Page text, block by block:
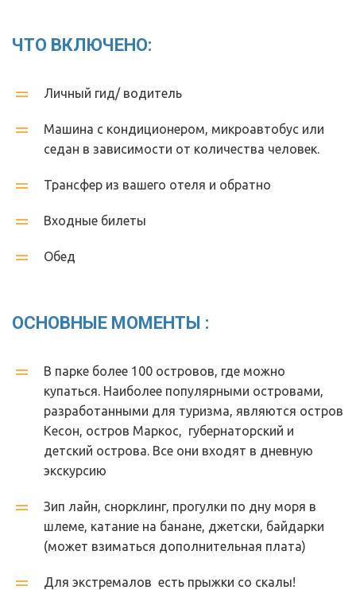
ЧТО ВКЛЮЧЕНО:
Личный гид/ водитель
Машина с кондиционером, микроавтобус или
седан в зависимости от количества человек.
Трансфер из вашего отеля и обратно
Входные билеты
Обед
ОСНОВНЫЕ МОМЕНТЫ :
В парке более 100 островов, где можно
купаться. Наиболее популярными островами,
разработанными для туризма, являются остров
Кесон, остров Маркос,  губернаторский и
детский острова. Все они входят в дневную
экскурсию
Зип лайн, снорклинг, прогулки по дну моря в
шлеме, катание на банане, джетски, байдарки
(может взиматься дополнительная плата)
Для экстремалов  есть прыжки со скалы!